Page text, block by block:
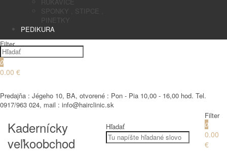
SPONKY , STIPCE ,
PINETKY
PEDIKURA
Filter
0
0.00 €
Predajňa : Jégeho 10, BA, otvorené : Pon - Pia 10,00 - 16,00 hod. Tel.
0917/963 024, mail : info@hairclinic.sk
Kadernícky
veľkoobchod
Hľadať
Filter
0
0.00
€